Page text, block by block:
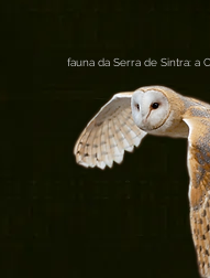
fauna da Serra de Sintra: a